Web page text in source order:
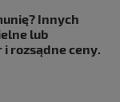
Innych
lub
rozsądne ceny.